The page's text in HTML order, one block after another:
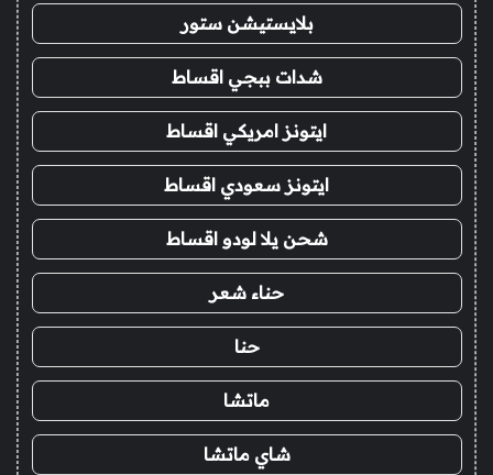
بلايستيشن ستور
شدات ببجي اقساط
ايتونز امريكي اقساط
ايتونز سعودي اقساط
شحن يلا لودو اقساط
حناء شعر
حنا
ماتشا
شاي ماتشا